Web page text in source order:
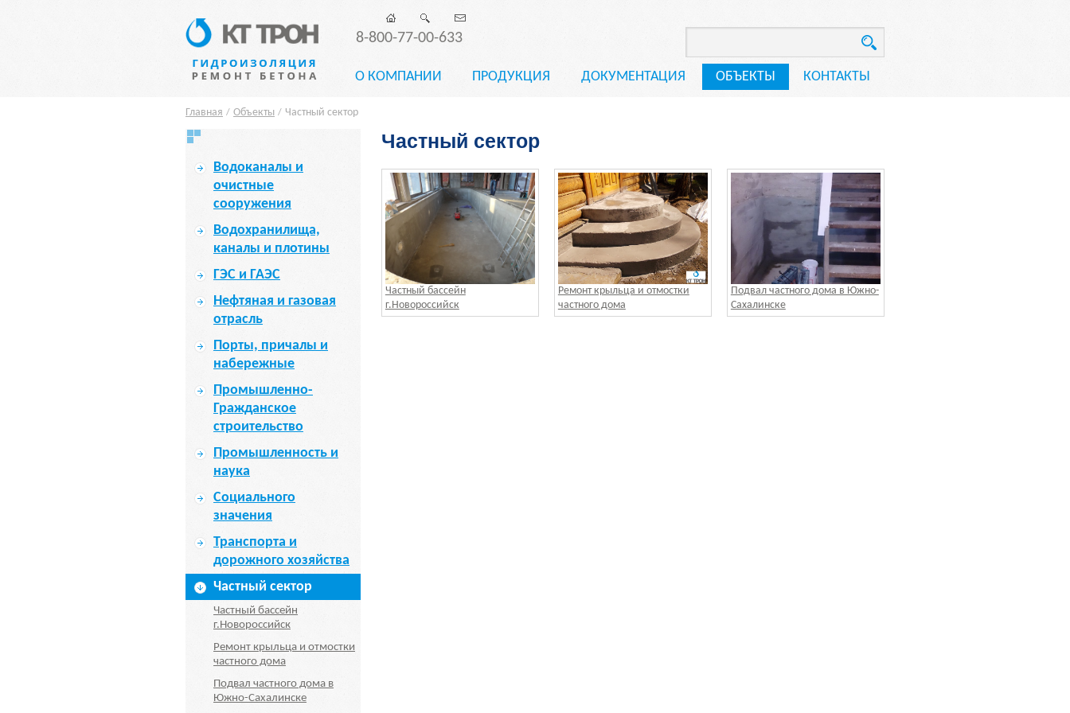
8-800-77-00-633
О КОМПАНИИ ПРОДУКЦИЯ ДОКУМЕНТАЦИЯ ОБЪЕКТЫ КОНТАКТЫ
Главная / Объекты / Частный сектор
Водоканалы и
очистные
сооружения
Водохранилища,
каналы и плотины
ГЭС и ГАЭС
Нефтяная и газовая
отрасль
Порты, причалы и
набережные
Промышленно-
Гражданское
строительство
Промышленность и
наука
Социального
значения
Транспорта и
дорожного хозяйства
Частный сектор
Частный бассейн
г.Новороссийск
Ремонт крыльца и отмостки
частного дома
Подвал частного дома в
Южно-Сахалинске
Частный сектор
Частный бассейн
г.Новороссийск
Ремонт крыльца и отмостки
частного дома
Подвал частного дома в Южно-
Сахалинске